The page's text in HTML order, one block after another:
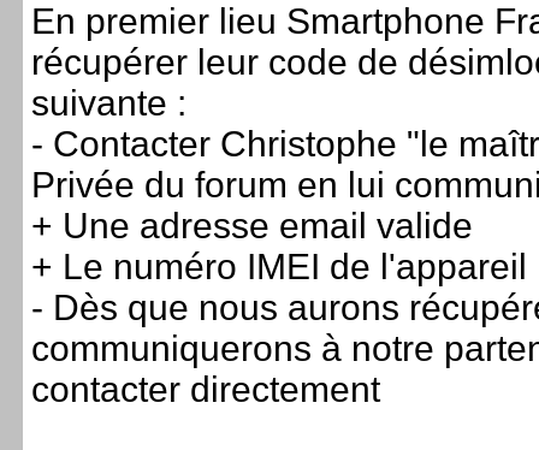
En premier lieu Smartphone
récupérer leur code de
suivante :
- Contacter Christophe "le
Privée du forum en lui
+ Une adresse email valide
+ Le numéro IMEI de l'appareil
- Dès que nous aurons
communiquerons à notre
contacter directement